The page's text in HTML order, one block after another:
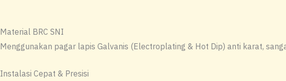
Material BRC SNI
Menggunakan pagar lapis Galvanis (Electroplating & Hot Dip) anti karat,
Instalasi Cepat & Presisi